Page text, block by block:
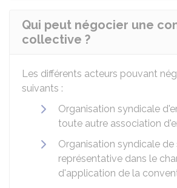
Qui peut négocier une
collective ?
Les différents acteurs pouvant
suivants :
Organisation syndicale
toute autre association
Organisation syndicale de
représentative dans le
d'application de la